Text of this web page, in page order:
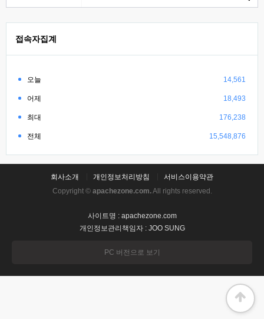
접속자집계
오늘 14,561
어제 18,493
최대 176,238
전체 15,548,876
회사소개 개인정보처리방침
서비스이용약관
Copyright © apachezone.com.All rights reserved.
사이트명 : apachezone.com
개인정보관리책임자 : JOO SUNG
PC 버전으로 보기